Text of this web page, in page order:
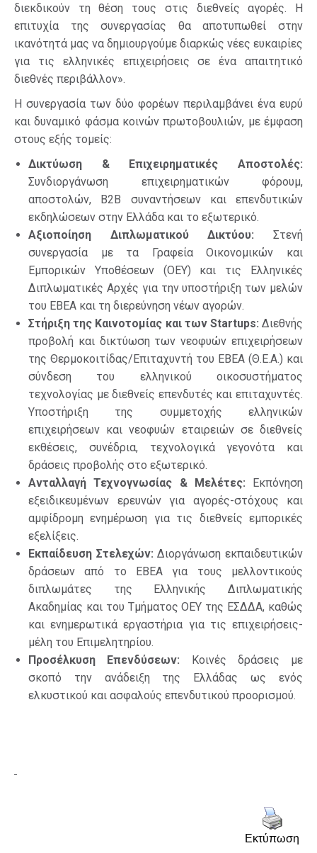
διεκδικούν τη θέση τους στις διεθνείς αγορές. Η
επιτυχία της συνεργασίας θα αποτυπωθεί στην
ικανότητά μας να δημιουργούμε διαρκώς νέες ευκαιρίες
για τις ελληνικές επιχειρήσεις σε ένα απαιτητικό
διεθνές περιβάλλον».
Η συνεργασία των δύο φορέων περιλαμβάνει ένα ευρύ
και δυναμικό φάσμα κοινών πρωτοβουλιών, με έμφαση
στους εξής τομείς:
Δικτύωση & Επιχειρηματικές Αποστολές:
Συνδιοργάνωση επιχειρηματικών φόρουμ,
αποστολών, Β2Β συναντήσεων και επενδυτικών
εκδηλώσεων στην Ελλάδα και το εξωτερικό.
Αξιοποίηση Διπλωματικού Δικτύου: Στενή
συνεργασία με τα Γραφεία Οικονομικών και
Εμπορικών Υποθέσεων (ΟΕΥ) και τις Ελληνικές
Διπλωματικές Αρχές για την υποστήριξη των μελών
του ΕΒΕΑ και τη διερεύνηση νέων αγορών.
Στήριξη της Καινοτομίας και των Startups: Διεθνής
προβολή και δικτύωση των νεοφυών επιχειρήσεων
της Θερμοκοιτίδας/Επιταχυντή του ΕΒΕΑ (Θ.Ε.Α.) και
σύνδεση του ελληνικού οικοσυστήματος
τεχνολογίας με διεθνείς επενδυτές και επιταχυντές.
Υποστήριξη της συμμετοχής ελληνικών
επιχειρήσεων και νεοφυών εταιρειών σε διεθνείς
εκθέσεις, συνέδρια, τεχνολογικά γεγονότα και
δράσεις προβολής στο εξωτερικό.
Ανταλλαγή Τεχνογνωσίας & Μελέτες: Εκπόνηση
εξειδικευμένων ερευνών για αγορές-στόχους και
αμφίδρομη ενημέρωση για τις διεθνείς εμπορικές
εξελίξεις.
Εκπαίδευση Στελεχών: Διοργάνωση εκπαιδευτικών
δράσεων από το ΕΒΕΑ για τους μελλοντικούς
διπλωμάτες της Ελληνικής Διπλωματικής
Ακαδημίας και του Τμήματος ΟΕΥ της ΕΣΔΔΑ, καθώς
και ενημερωτικά εργαστήρια για τις επιχειρήσεις-
μέλη του Επιμελητηρίου.
Προσέλκυση Επενδύσεων: Κοινές δράσεις με
σκοπό την ανάδειξη της Ελλάδας ως ενός
ελκυστικού και ασφαλούς επενδυτικού προορισμού.
Εκτύπωση